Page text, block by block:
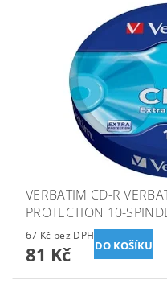
VERBATIM CD-R
PROTECTION 10-
67 Kč bez DPH
81 Kč